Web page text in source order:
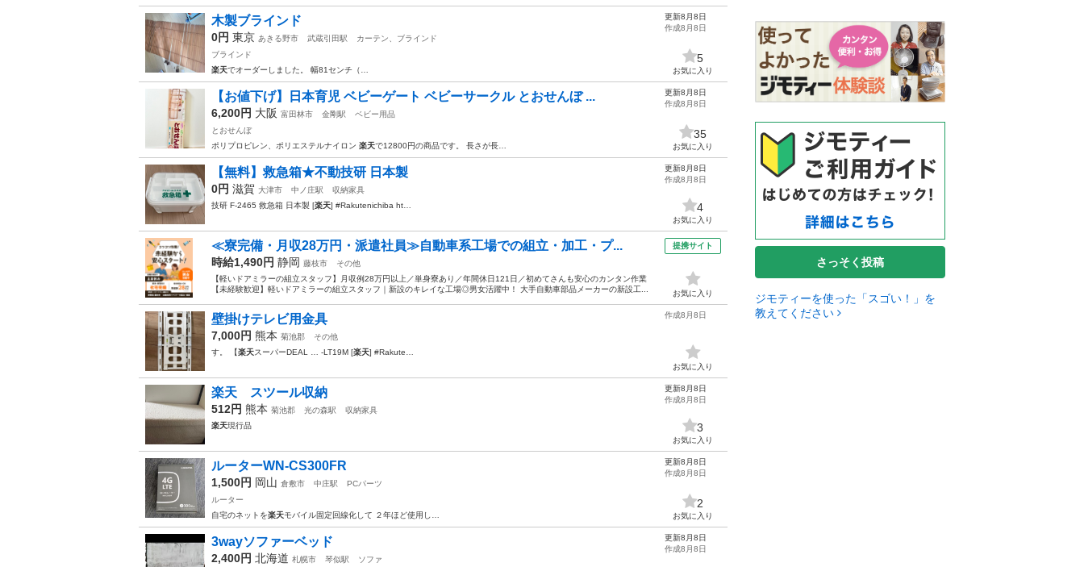
木製ブラインド
0円 東京 あきる野市 武蔵引田駅
カーテン、ブラインド
ブラインド
楽天でオーダーしました。 幅81センチ（…
更新8月8日
作成8月8日
5
お気に入り
【お値下げ】日本育児 ベビーゲート ベビーサークル とおせんぼ ...
6,200円 大阪 富田林市 金剛駅
ベビー用品
とおせんぼ
ポリプロピレン、ポリエステルナイロン 楽天で12800円の商品です。 長さが長…
更新8月8日
作成8月8日
35
お気に入り
【無料】救急箱★不動技研 日本製
0円 滋賀 大津市 中ノ庄駅
収納家具
技研 F-2465 救急箱 日本製 [楽天] #Rakutenichiba ht…
更新8月8日
作成8月8日
4
お気に入り
≪寮完備・月収28万円・派遣社員≫自動車系工場での組立・加工・プ...
時給1,490円 静岡 藤枝市
その他
【軽いドアミラーの組立スタッフ】月収例28万円以上／単身寮あり／年間休日121日／初めてさんも安心のカンタン作業
【未経験歓迎】軽いドアミラーの組立スタッフ｜新設のキレイな工場◎男女活躍中！ 大手自動車部品メーカーの新設工...
提携サイト
お気に入り
壁掛けテレビ用金具
7,000円 熊本 菊池郡
その他
す。 【楽天スーパーDEAL … -LT19M [楽天] #Rakute…
作成8月8日
お気に入り
楽天 スツール収納
512円 熊本 菊池郡 光の森駅
収納家具
楽天現行品
更新8月8日
作成8月8日
3
お気に入り
ルーターWN-CS300FR
1,500円 岡山 倉敷市 中庄駅
PCパーツ
ルーター
自宅のネットを楽天モバイル固定回線化して ２年ほど使用し…
更新8月8日
作成8月8日
2
お気に入り
3wayソファーベッド
2,400円 北海道 札幌市 琴似駅
ソファ
更新8月8日
作成8月8日
さっそく投稿
ジモティーを使った「スゴい！」を
教えてください